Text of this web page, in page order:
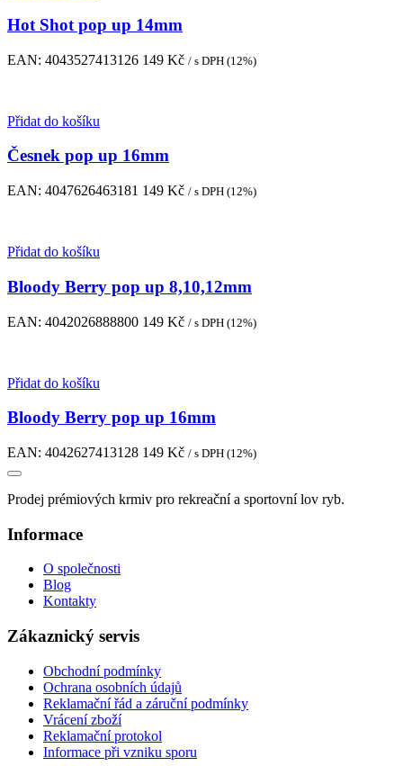
Hot Shot pop up 14mm
EAN: 4043527413126 149 Kč / s DPH (12%)
Přidat do košíku
Česnek pop up 16mm
EAN: 4047626463181 149 Kč / s DPH (12%)
Přidat do košíku
Bloody Berry pop up 8,10,12mm
EAN: 4042026888800 149 Kč / s DPH (12%)
Přidat do košíku
Bloody Berry pop up 16mm
EAN: 4042627413128 149 Kč / s DPH (12%)
Prodej prémiových krmiv pro rekreační a sportovní lov ryb.
Informace
O společnosti
Blog
Kontakty
Zákaznický servis
Obchodní podmínky
Ochrana osobních údajů
Reklamační řád a záruční podmínky
Vrácení zboží
Reklamační protokol
Informace při vzniku sporu